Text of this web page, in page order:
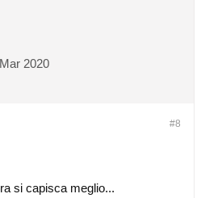
Mar 2020
#8
si capisca meglio...